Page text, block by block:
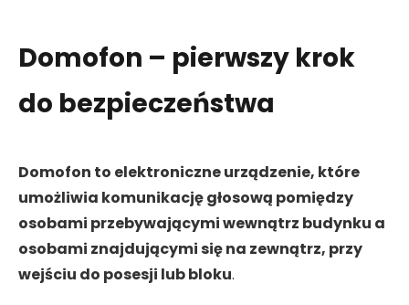
Domofon – pierwszy krok
do bezpieczeństwa
Domofon to elektroniczne urządzenie, które
umożliwia komunikację głosową pomiędzy
osobami przebywającymi wewnątrz budynku a
osobami znajdującymi się na zewnątrz, przy
wejściu do posesji lub bloku.